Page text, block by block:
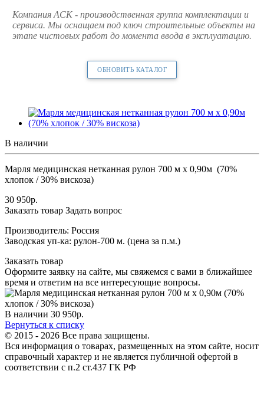
Компания АСК - производственная группа комплектации и
сервиса. Мы оснащаем под ключ строительные объекты на
этапе чистовых работ до момента ввода в эксплуатацию.
ОБНОВИТЬ КАТАЛОГ
В наличии
Марля медицинская нетканная рулон 700 м х 0,90м (70%
хлопок / 30% вискоза)
30 950р.
Заказать товар Задать вопрос
Производитель: Россия
Заводская уп-ка: рулон-700 м. (цена за п.м.)
Заказать товар
Оформите заявку на сайте, мы свяжемся с вами в ближайшее
время и ответим на все интересующие вопросы.
В наличии 30 950р.
Вернуться к списку
© 2015 - 2026 Все права защищены.
Вся информация о товарах, размещенных на этом сайте, носит
справочный характер и не является публичной офертой в
соответствии с п.2 ст.437 ГК РФ